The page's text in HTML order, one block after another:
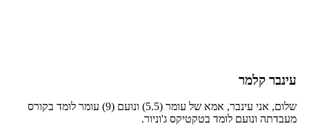
עינבר קלמר
שלום, אני עינבר, אמא של עומר (5.5) ונועם (9) עומר לומד בקורס
מעבדתה ונועם לומד בטקטיקס ג'וניור.